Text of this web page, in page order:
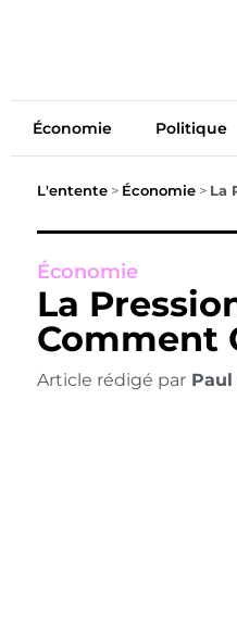
Économie Politique
L'entente> Économie> La
Économie
La
Comment
Article rédigé par